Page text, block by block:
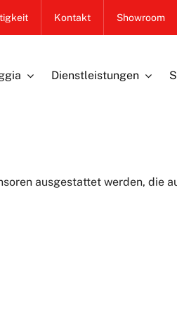
Kontakt Showroom
Dienstleistungen
ausgestattet werden, die